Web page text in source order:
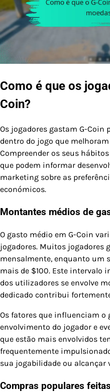
Como é que os
Coin?
Os jogadores gastam G-
dentro do jogo que
Compreender os seus
que podem informar
marketing sobre as
económicos.
Montantes médios de
O gasto médio em G-Coin
jogadores. Muitos jogadores
mensalmente, enquanto um
mais de $100. Este intervalo
dos utilizadores se envolve
dedicado contribui
Os fatores que influenciam o
envolvimento do jogador e
que estão mais envolvidos
frequentemente
sua jogabilidade ou alcançar
Compras populares